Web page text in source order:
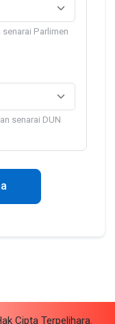
Parlimen
senarai DUN
Cipta Terpelihara.